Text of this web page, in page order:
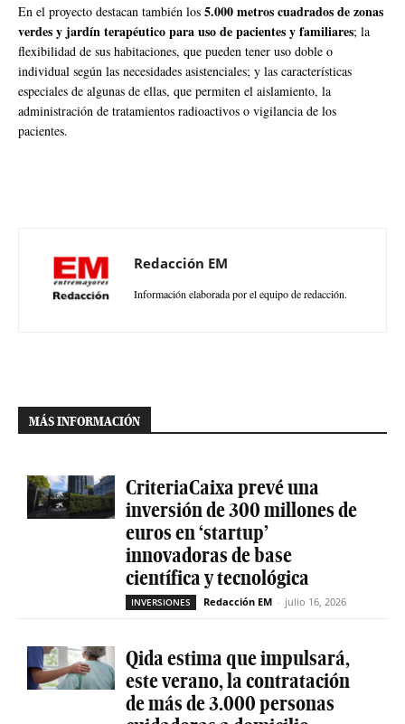
En el proyecto destacan también los 5.000 metros cuadrados de zonas
verdes y jardín terapéutico para uso de pacientes y familiares; la
flexibilidad de sus habitaciones, que pueden tener uso doble o
individual según las necesidades asistenciales; y las características
especiales de algunas de ellas, que permiten el aislamiento, la
administración de tratamientos radioactivos o vigilancia de los
pacientes.
Redacción EM
Información elaborada por el equipo de redacción.
MÁS INFORMACIÓN
CriteriaCaixa prevé una
inversión de 300 millones de
euros en ‘startup’
innovadoras de base
científica y tecnológica
INVERSIONES Redacción EM - julio 16, 2026
Qida estima que impulsará,
este verano, la contratación
de más de 3.000 personas